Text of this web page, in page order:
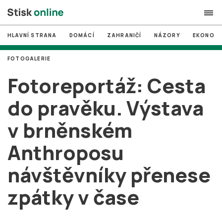
search
# MUNI
# Brno
# volby
login PŘIHLÁSIT SE
Zapomněli jste heslo?
HLAVNÍ STRANA DOMÁCÍ ZAHRANIČÍ NÁZORY
Fotoreportáž: Cesta
do pravěku. Výstava
v brněnském
Anthroposu
návštěvníky přenese
zpátky v čase
FOTOGALERIE